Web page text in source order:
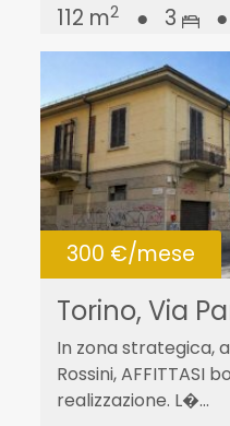
112 m2 ● 3 ●
300 €/mese
Torino, Via
In zona strategica,
Rossini, AFFITTASI
realizzazione. L�...